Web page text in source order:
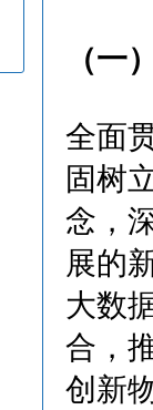
（一
全面
固树
念，
展的
大数
合，
创新